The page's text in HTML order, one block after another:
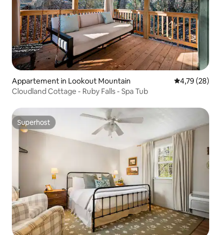
Appartement in Lookout Mountain Gemiddelde
4,79 (28)
Cloudland Cottage - Ruby Falls - Spa Tub
Superhost
Superhost